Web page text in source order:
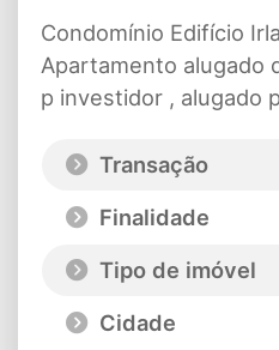
Condomínio Edifício
Apartamento alugado
p investidor , alugado
Transação
Finalidade
Tipo de imóvel
Cidade